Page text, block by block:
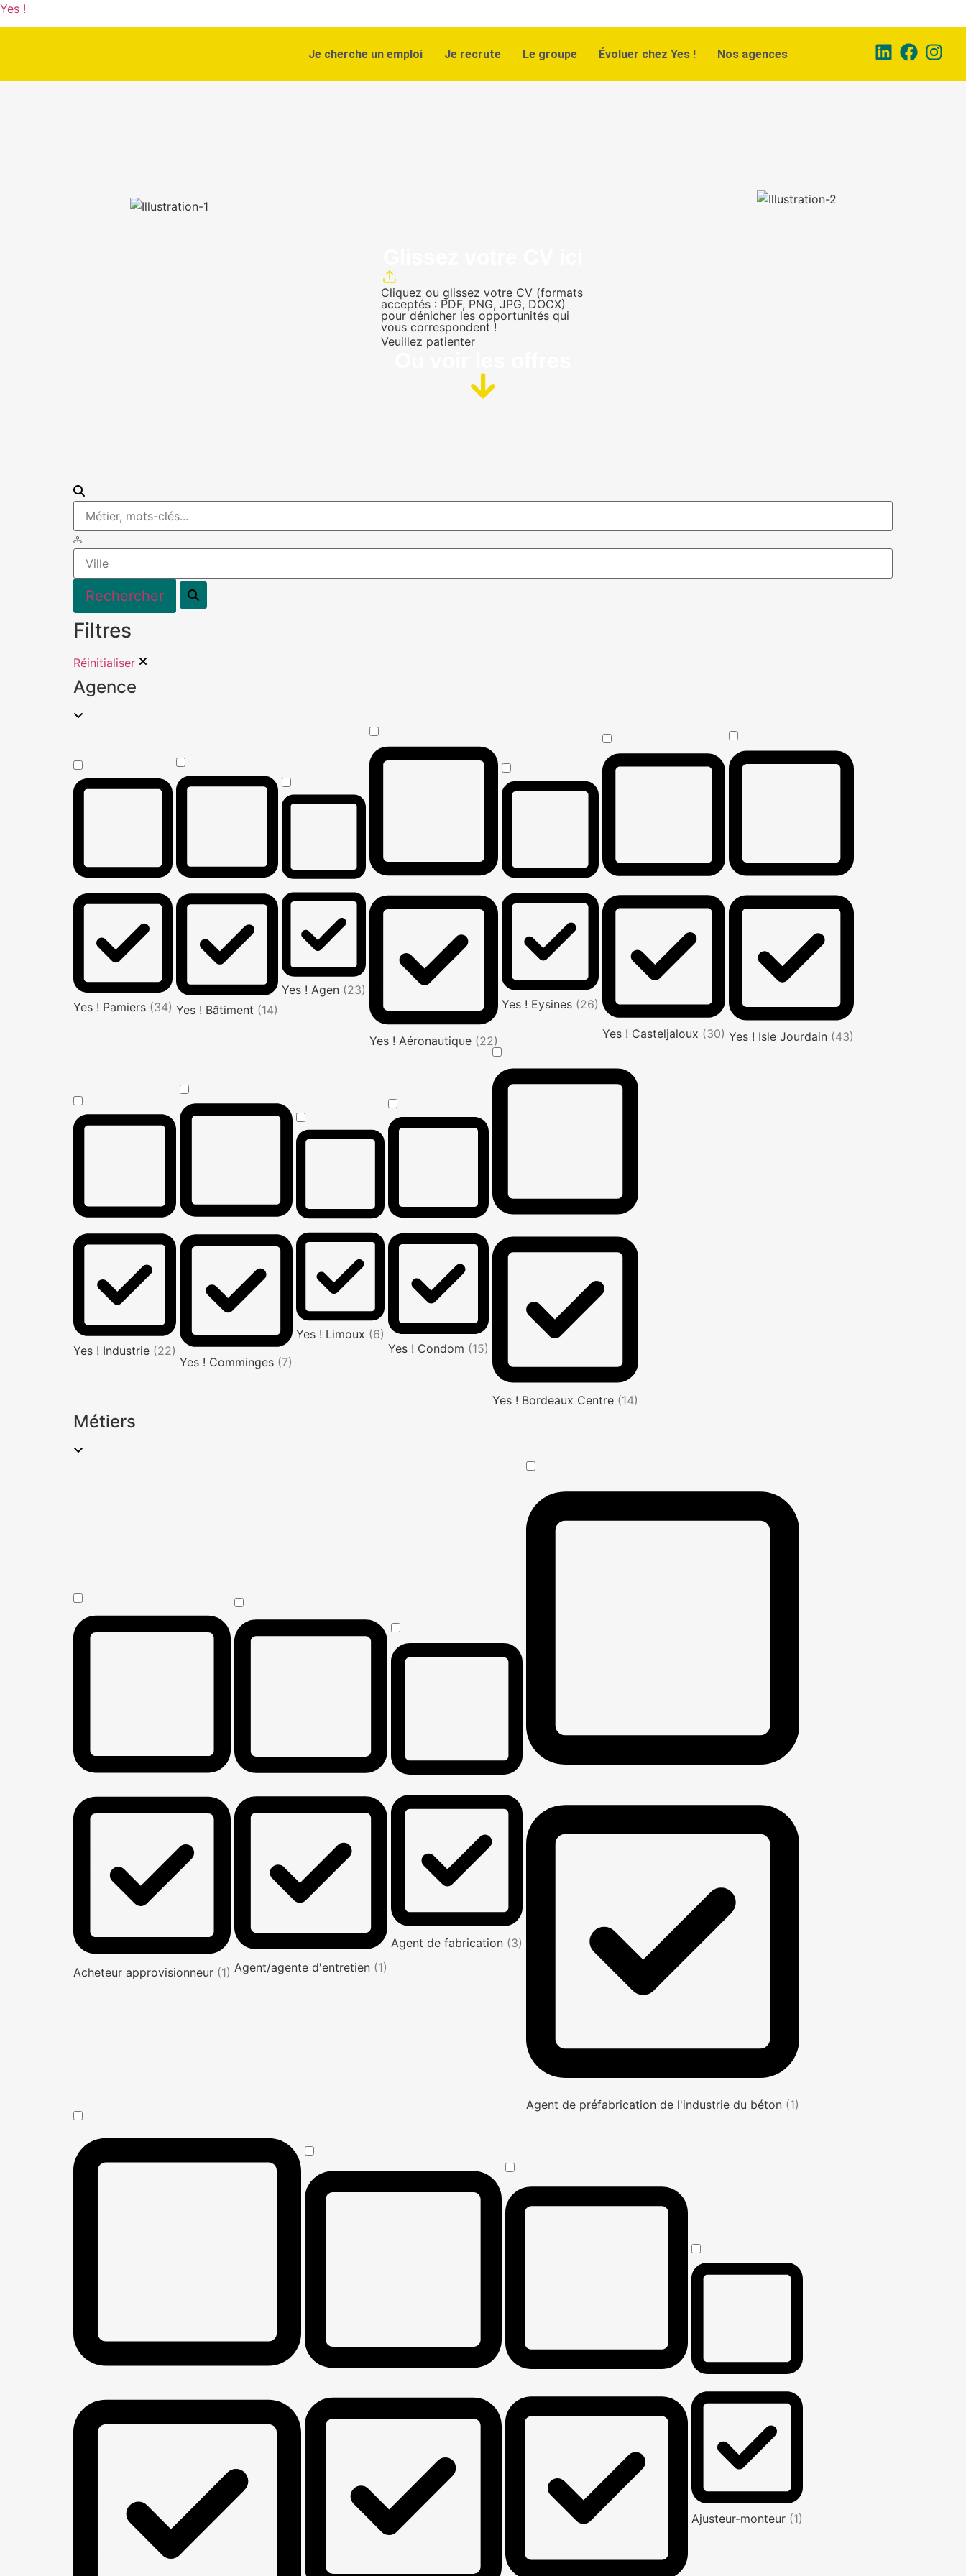
Yes !
Je cherche un emploi Je recrute Le groupe Évoluer chez Yes ! Nos agences
Cliquez ou glissez votre CV (formats
acceptés : PDF, PNG, JPG, DOCX)
pour dénicher les opportunités qui
vous correspondent !
Veuillez patienter
Filtres
Réinitialiser
Agence
Yes ! Pamiers (34) Yes ! Bâtiment (14)
Yes ! Agen (23)
Yes ! Aéronautique (22)
Yes ! Eysines (26)
Yes ! Casteljaloux (30) Yes ! Isle Jourdain (43)
Yes ! Industrie (22)
Yes ! Comminges (7)
Yes ! Limoux (6)
Yes ! Condom (15)
Yes ! Bordeaux Centre (14)
Métiers
Acheteur approvisionneur (1) Agent/agente d'entretien (1)
Agent de fabrication (3)
Agent de préfabrication de l'industrie du béton (1)
Ajusteur-monteur (1)